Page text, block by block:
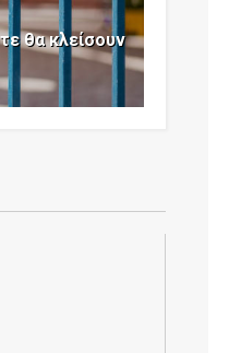
θα κλείσουν